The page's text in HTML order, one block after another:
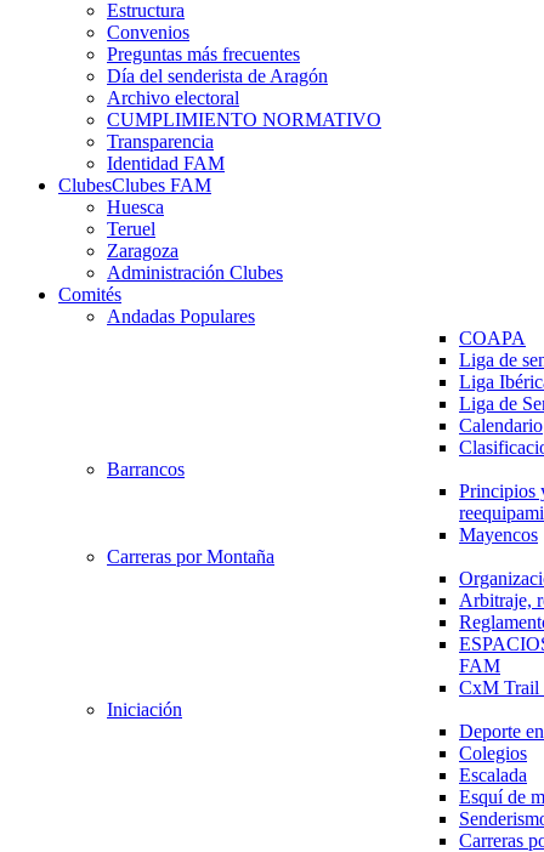
Estructura
Convenios
Preguntas más frecuentes
Día del senderista de Aragón
Archivo electoral
CUMPLIMIENTO NORMATIVO
Transparencia
Identidad FAM
ClubesClubes FAM
Huesca
Teruel
Zaragoza
Administración Clubes
Comités
Andadas Populares
COAPA
Liga de
Liga
Liga de
Calendario
Barrancos
Principios
Mayencos
Carreras por Montaña
Arbitraje,
FAM
CxM
Iniciación
Deporte
Colegios
Escalada
Esquí de
Carreras